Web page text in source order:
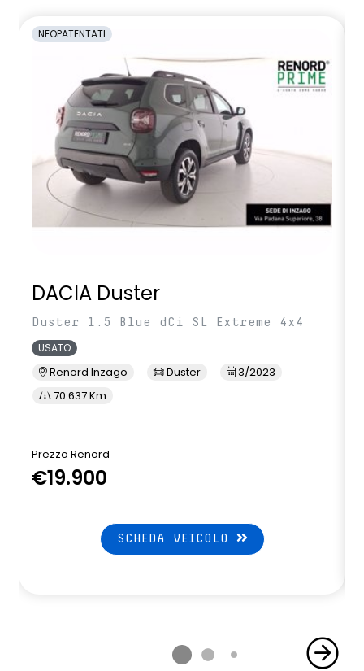
NEOPATENTATI
DACIA Duster
Duster 1.5 Blue dCi SL Extreme 4x4
USATO
Renord Inzago Duster
3/2023
70.637 Km
Prezzo Renord
€19.900
SCHEDA VEICOLO